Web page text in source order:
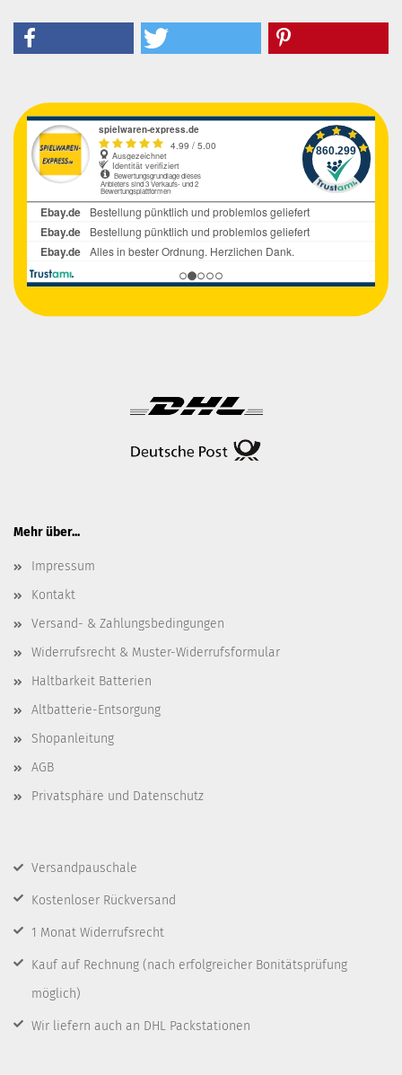
Mehr über...
Impressum
Kontakt
Versand- & Zahlungsbedingungen
Widerrufsrecht & Muster-Widerrufsformular
Haltbarkeit Batterien
Altbatterie-Entsorgung
Shopanleitung
AGB
Privatsphäre und Datenschutz
Versandpauschale
Kostenloser Rückversand
1 Monat Widerrufsrecht
Kauf auf Rechnung (nach erfolgreicher Bonitätsprüfung
möglich)
Wir liefern auch an DHL Packstationen